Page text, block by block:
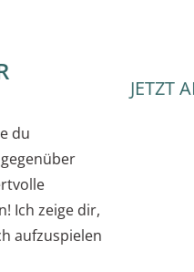
du
Ich zeige dir,
aufzuspielen
JETZT